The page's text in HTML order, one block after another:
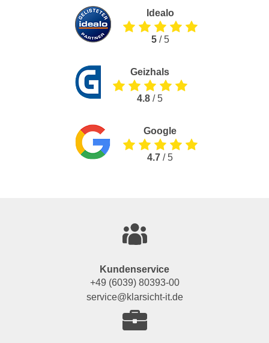
Idealo
5/ 5
Geizhals
4.8 / 5
Google
4.7 / 5
Kundenservice
+49 (6039) 80393-00
service@klarsicht-it.de